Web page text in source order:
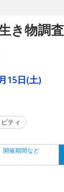
き物調
15日(土)
ティ
開催期間など